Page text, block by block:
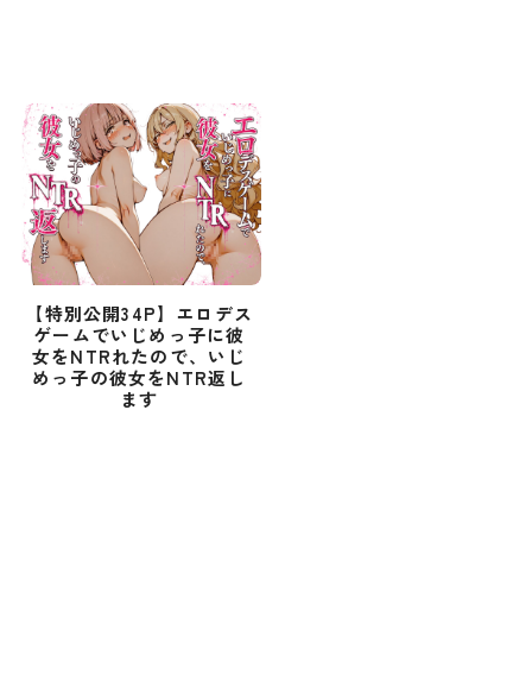
【特別公開34P】エロデス
ゲームでいじめっ子に彼
女をNTRれたので、いじ
めっ子の彼女をNTR返し
ます